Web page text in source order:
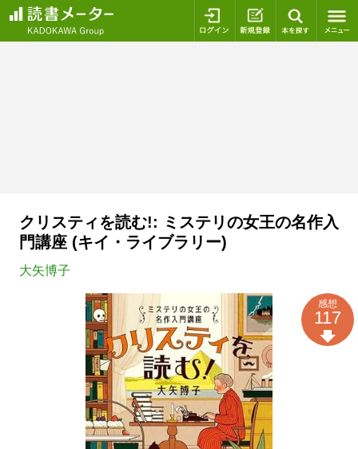
ログイン 新規登録
クリスティを読む!: ミステリの女王の名作入
門講座 (キイ・ライブラリー)
大矢博子
感想
117